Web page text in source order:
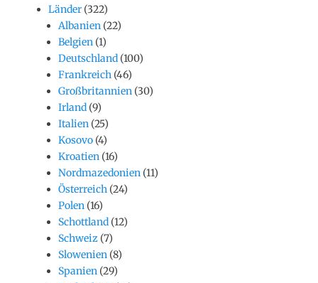
Länder (322)
Albanien (22)
Belgien (1)
Deutschland (100)
Frankreich (46)
Großbritannien (30)
Irland (9)
Italien (25)
Kosovo (4)
Kroatien (16)
Nordmazedonien (11)
Österreich (24)
Polen (16)
Schottland (12)
Schweiz (7)
Slowenien (8)
Spanien (29)